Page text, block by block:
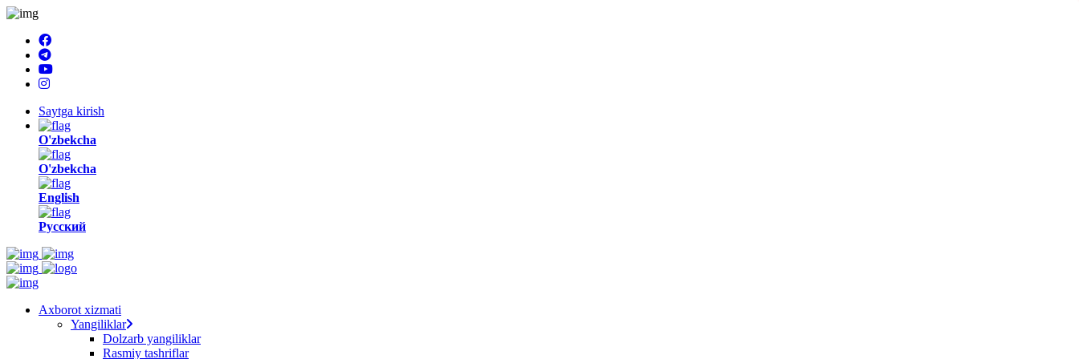
Saytga kirish
O'zbekcha
O'zbekcha
English
Русский
Axborot xizmati
Yangiliklar
Dolzarb yangiliklar
Rasmiy tashriflar